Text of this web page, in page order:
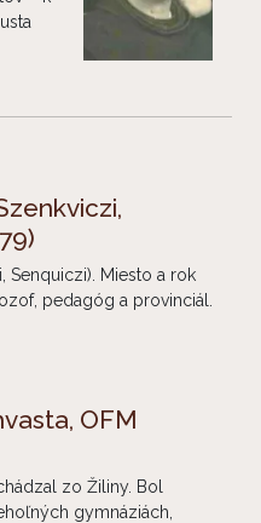
Senquiczi). Miesto a rok
pedagóg a provinciál.
OFM
zo Žiliny. Bol
gymnáziách,